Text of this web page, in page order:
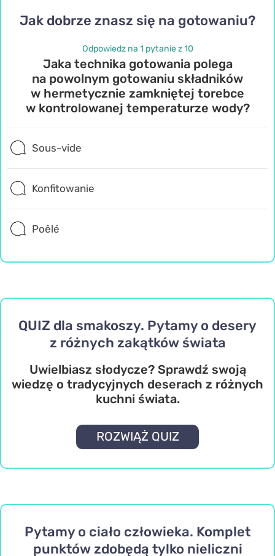
Jak dobrze znasz się na gotowaniu?
Odpowiedz na 1 pytanie z 10
Jaka technika gotowania polega
na powolnym gotowaniu składników
w hermetycznie zamkniętej torebce
w kontrolowanej temperaturze wody?
Sous-vide
Konfitowanie
Poêlé
QUIZ dla smakoszy. Pytamy o desery
z różnych zakątków świata
Uwielbiasz słodycze? Sprawdź swoją
wiedzę o tradycyjnych deserach z różnych
kuchni świata.
ROZWIĄŻ QUIZ
Pytamy o ciało człowieka. Komplet
punktów zdobędą tylko nieliczni